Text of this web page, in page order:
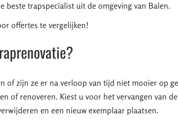
beste trapspecialist uit de omgeving van Balen.
offertes te vergelijken!
of zijn ze er na verloop van tijd niet mooier op
of renoveren. Kiest u voor het vervangen van
en een nieuw exemplaar plaatsen.